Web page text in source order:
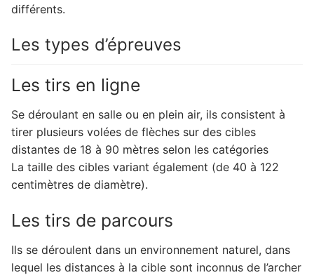
différents.
Les types d’épreuves
Les tirs en ligne
Se déroulant en salle ou en plein air, ils consistent à
tirer plusieurs volées de flèches sur des cibles
distantes de 18 à 90 mètres selon les catégories
La taille des cibles variant également (de 40 à 122
centimètres de diamètre).
Les tirs de parcours
Ils se déroulent dans un environnement naturel, dans
lequel les distances à la cible sont inconnus de l’archer